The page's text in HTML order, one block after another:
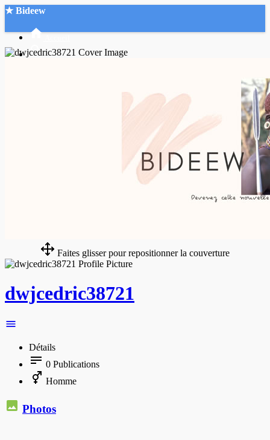
★ Bideew
Faites glisser pour repositionner la couverture
dwjcedric38721
Détails
0 Publications
Homme
Photos